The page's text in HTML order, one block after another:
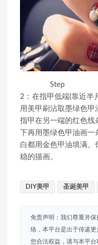
Step
2：在指甲低端(靠近半
用美甲刷沾取墨绿色
指甲在另一端的红色线
下再用墨绿色甲油画
白都用金色甲油填满
稳的描画。
DIY美甲 圣诞美甲
免责声明：我们尊重并
络，本平台是出于传递
您合法权益，请与本平台